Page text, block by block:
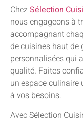
ChezSélection
nous engageons à
accompagnant
de cuisines haut
personnalisées qui
qualité. Faites
un espace culinaire
à vos besoins.
Avec Sélection